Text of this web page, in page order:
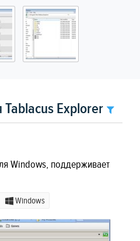
Explorer
Windows, поддерживает
Windows